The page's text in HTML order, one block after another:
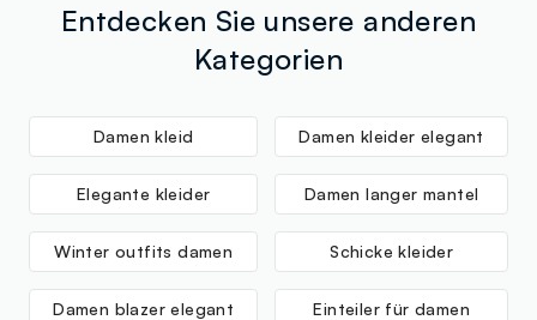
Entdecken Sie unsere anderen
Kategorien
Damen kleid Damen kleider elegant
Elegante kleider Damen langer mantel
Winter outfits damen Schicke kleider
Damen blazer elegant Einteiler für damen